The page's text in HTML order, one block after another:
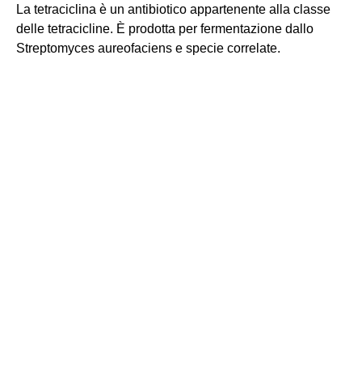
La tetraciclina è un antibiotico appartenente alla classe
delle tetracicline. È prodotta per fermentazione dallo
Streptomyces aureofaciens e specie correlate.